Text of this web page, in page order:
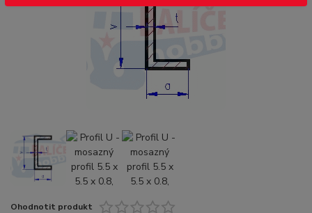
Ohodnotit produkt